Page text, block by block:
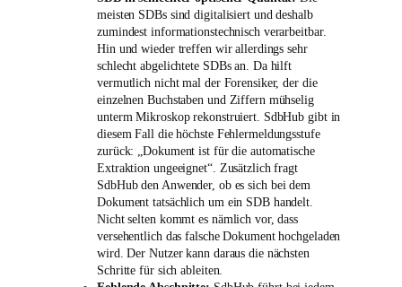
meisten SDBs sind digitalisiert und deshalb
zumindest informationstechnisch verarbeitbar.
Hin und wieder treffen wir allerdings sehr
schlecht abgelichtete SDBs an. Da hilft
vermutlich nicht mal der Forensiker, der die
einzelnen Buchstaben und Ziffern mühselig
unterm Mikroskop rekonstruiert. SdbHub gibt in
diesem Fall die höchste Fehlermeldungsstufe
zurück: „Dokument ist für die automatische
Extraktion ungeeignet“. Zusätzlich fragt
SdbHub den Anwender, ob es sich bei dem
Dokument tatsächlich um ein SDB handelt.
Nicht selten kommt es nämlich vor, dass
versehentlich das falsche Dokument hochgeladen
wird. Der Nutzer kann daraus die nächsten
Schritte für sich ableiten.